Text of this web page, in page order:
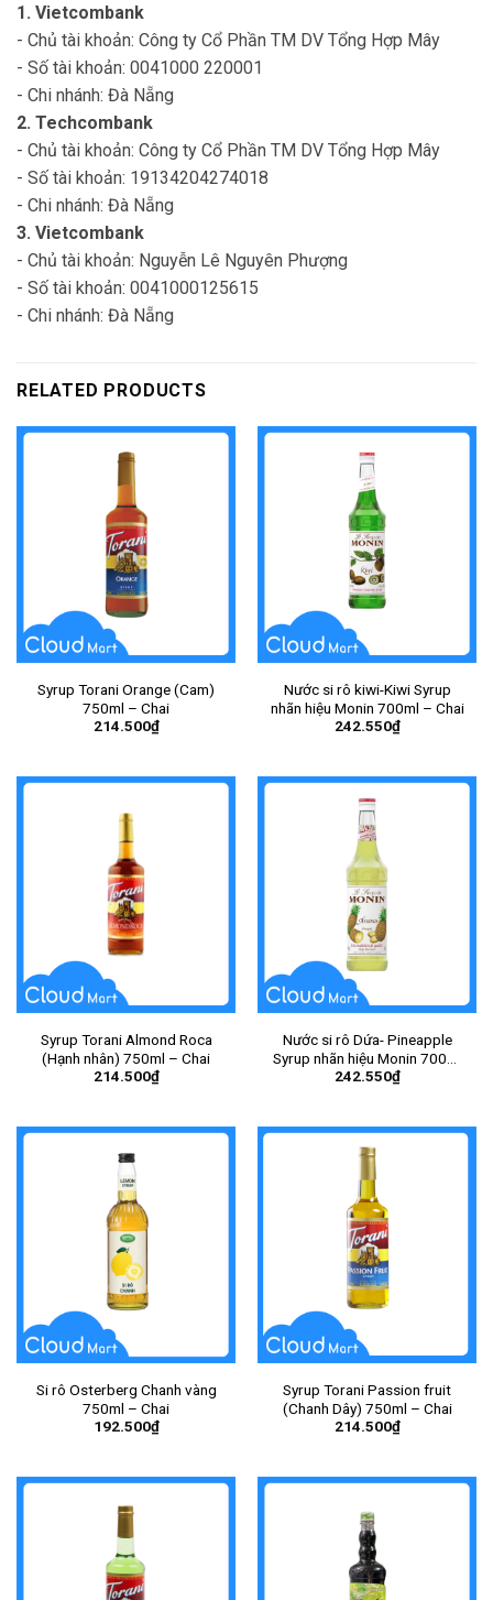
1. Vietcombank
- Chủ tài khoản: Công ty Cổ Phần TM DV Tổng Hợp Mây
- Số tài khoản: 0041000 220001
- Chi nhánh: Đà Nẵng
2. Techcombank
- Chủ tài khoản: Công ty Cổ Phần TM DV Tổng Hợp Mây
- Số tài khoản: 19134204274018
- Chi nhánh: Đà Nẵng
3. Vietcombank
- Chủ tài khoản: Nguyễn Lê Nguyên Phượng
- Số tài khoản: 0041000125615
- Chi nhánh: Đà Nẵng
RELATED PRODUCTS
Syrup Torani Orange (Cam)
750ml – Chai
214.500₫
Nước si rô kiwi-Kiwi Syrup
nhãn hiệu Monin 700ml – Chai
242.550₫
Syrup Torani Almond Roca
(Hạnh nhân) 750ml – Chai
214.500₫
Nước si rô Dứa- Pineapple
Syrup nhãn hiệu Monin 700ml
– Chai
242.550₫
Si rô Osterberg Chanh vàng
750ml – Chai
192.500₫
Syrup Torani Passion fruit
(Chanh Dây) 750ml – Chai
214.500₫